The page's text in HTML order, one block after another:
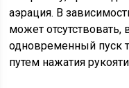
аэрация. В
может отсутствовать,
одновременный пуск
путем нажатия